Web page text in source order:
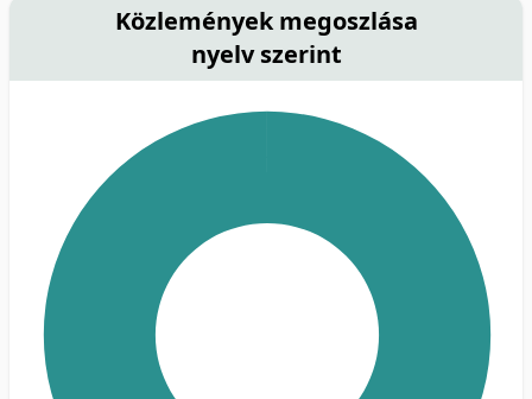
Közlemények megoszlása
nyelv szerint